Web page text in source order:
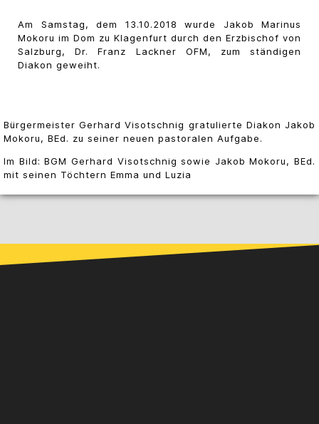
Am Samstag, dem 13.10.2018 wurde Jakob Marinus
Mokoru im Dom zu Klagenfurt durch den Erzbischof von
Salzburg, Dr. Franz Lackner OFM, zum ständigen
Diakon geweiht.
Bürgermeister Gerhard Visotschnig gratulierte Diakon Jakob
Mokoru, BEd. zu seiner neuen pastoralen Aufgabe.
Im Bild: BGM Gerhard Visotschnig sowie Jakob Mokoru, BEd.
mit seinen Töchtern Emma und Luzia